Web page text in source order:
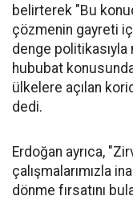
belirterek "Bu
çözmenin gayreti
denge politikasıyla
hububat
ülkelere açılan
dedi.
Erdoğan ayrıca,
çalışmalarımızla
dönme fırsatını